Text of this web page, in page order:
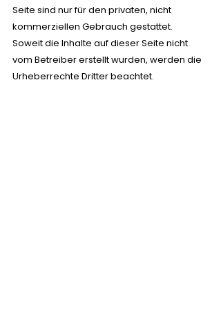
Seite sind nur für den privaten, nicht
kommerziellen Gebrauch gestattet.
Soweit die Inhalte auf dieser Seite nicht
vom Betreiber erstellt wurden, werden die
Urheberrechte Dritter beachtet.